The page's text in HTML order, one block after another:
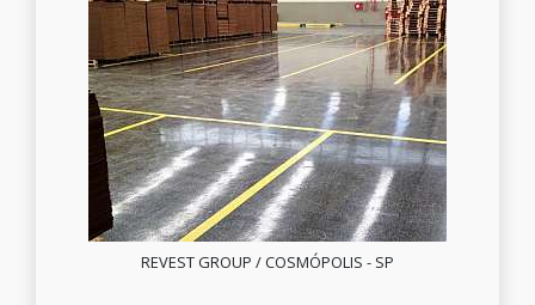
REVEST GROUP / COSMÓPOLIS - SP